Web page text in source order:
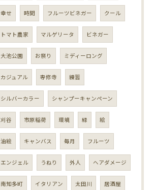
幸せ 時間 フルーツビネガー クール
トマト農家 マルゲリータ ビネガー
大池公園 お祭り ミディーロング
カジュアル 専修寺 練習
シルバーカラー シャンプーキャンペーン
刈谷 市原稲荷 環境 緑 絵
油絵 キャンバス 毎月 フルーツ
エンジェル うねり 外人 ヘアダメージ
南知多町 イタリアン 太田川 居酒屋